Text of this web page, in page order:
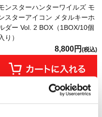
ンスターハンターワイルズ モ
スターアイコン メタルキーホ
ダー Vol. 2 BOX（1BOX/10個
入り）
8,800円 (税込)